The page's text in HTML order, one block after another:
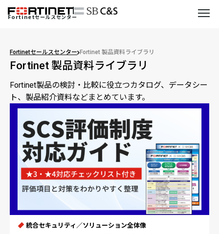
Fortinetセールスセンター
Fortinetセールスセンター Fortinet 製品資料ライブラリ
Fortinet 製品資料ライブラリ
Fortinet製品の検討・比較に役立つカタログ、データシー
ト、製品紹介資料などまとめています。
統合セキュリティ／ソリューション全体像